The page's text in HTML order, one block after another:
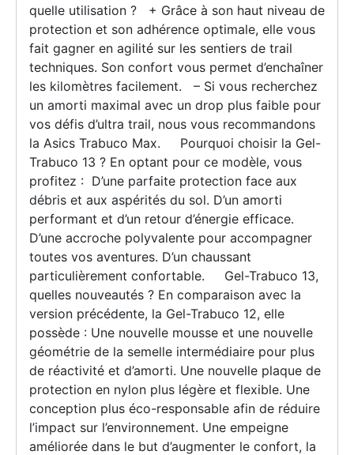
quelle utilisation ? + Grâce à son haut niveau de
protection et son adhérence optimale, elle vous
fait gagner en agilité sur les sentiers de trail
techniques. Son confort vous permet d’enchaîner
les kilomètres facilement. – Si vous recherchez
un amorti maximal avec un drop plus faible pour
vos défis d’ultra trail, nous vous recommandons
la Asics Trabuco Max. Pourquoi choisir la Gel-
Trabuco 13 ? En optant pour ce modèle, vous
profitez : D’une parfaite protection face aux
débris et aux aspérités du sol. D’un amorti
performant et d’un retour d’énergie efficace.
D’une accroche polyvalente pour accompagner
toutes vos aventures. D’un chaussant
particulièrement confortable. Gel-Trabuco 13,
quelles nouveautés ? En comparaison avec la
version précédente, la Gel-Trabuco 12, elle
possède : Une nouvelle mousse et une nouvelle
géométrie de la semelle intermédiaire pour plus
de réactivité et d’amorti. Une nouvelle plaque de
protection en nylon plus légère et flexible. Une
conception plus éco-responsable afin de réduire
l’impact sur l’environnement. Une empeigne
améliorée dans le but d’augmenter le confort, la